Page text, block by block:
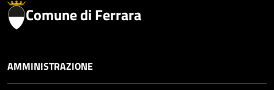
Comune di Ferrara
AMMINISTRAZIONE